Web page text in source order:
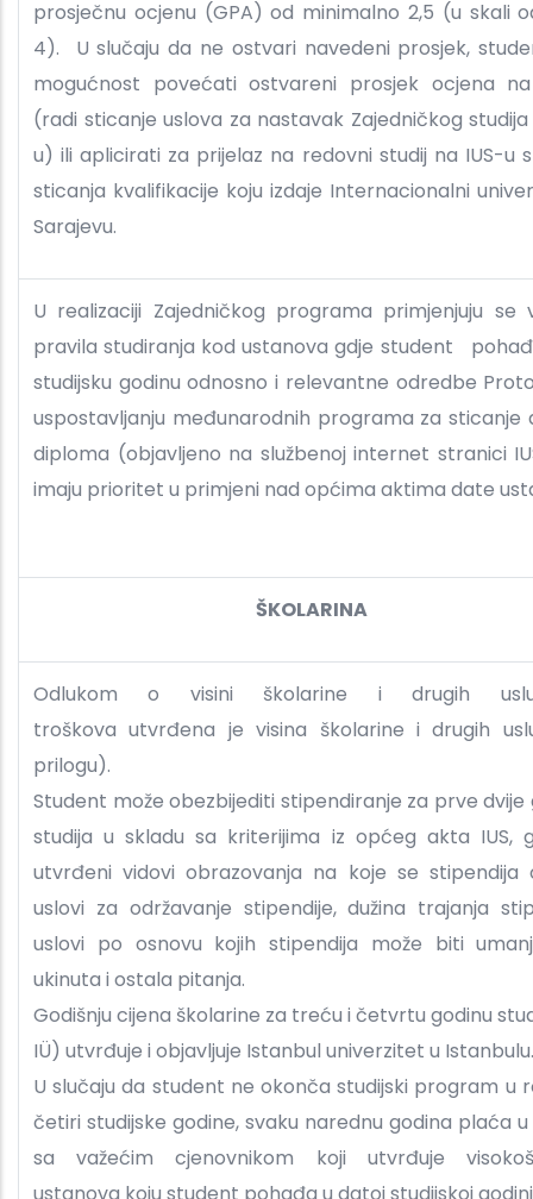
prosječnu ocjenu (GPA) od minimalno 2,5 (u skali
4). U slučaju da ne ostvari navedeni prosjek,
mogućnost povećati ostvareni prosjek ocjena
(radi sticanje uslova za nastavak Zajedničkog
u) ili aplicirati za prijelaz na redovni studij na IUS-u
sticanja kvalifikacije koju izdaje Internacionalni
Sarajevu.
U realizaciji Zajedničkog programa primjenjuju se
pravila studiranja kod ustanova gdje student
studijsku godinu odnosno i relevantne odredbe
uspostavljanju međunarodnih programa za sticanje
diploma (objavljeno na službenoj internet stranici
imaju prioritet u primjeni nad općima aktima date
ŠKOLARINA
Odlukom o visini školarine i drugih
troškova utvrđena je visina školarine i drugih
prilogu).
Student može obezbijediti stipendiranje za prve dvije
studija u skladu sa kriterijima iz općeg akta IUS,
utvrđeni vidovi obrazovanja na koje se stipendija
uslovi za održavanje stipendije, dužina trajanja
uslovi po osnovu kojih stipendija može biti
ukinuta i ostala pitanja.
Godišnju cijena školarine za treću i četvrtu godinu
IÜ) utvrđuje i objavljuje Istanbul univerzitet u
U slučaju da student ne okonča studijski program u
četiri studijske godine, svaku narednu godina plaća u
sa važećim cjenovnikom koji utvrđuje